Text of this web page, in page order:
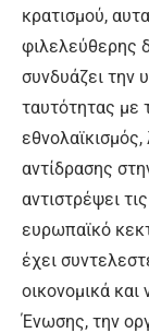
κρατισμού,
φιλελεύθερης
συνδυάζει την
ταυτότητας με
αντίδρασης
αντιστρέψει
ευρωπαϊκό
έχει
οικονομικά
Ένωσης, την